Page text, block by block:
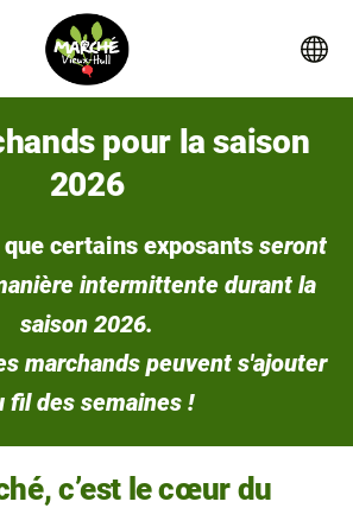
pour la saison
2026
certains exposants seront
intermittente durant la
saison 2026.
marchands peuvent s'ajouter
fil des semaines !
c’est le cœur du